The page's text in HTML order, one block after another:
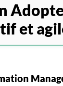
et